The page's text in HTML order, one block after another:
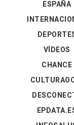
ESPAÑA
VÍDEOS
CHANCE